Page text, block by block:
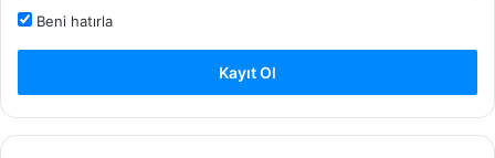
Beni hatırla
Kayıt Ol